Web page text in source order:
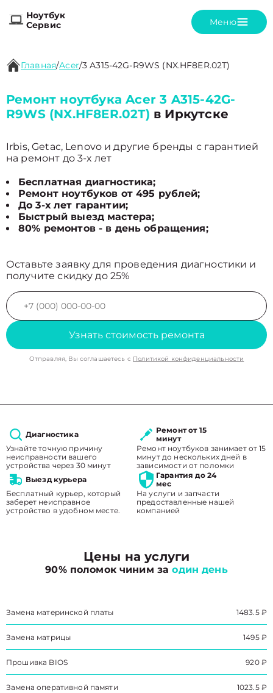
Ноутбук
Сервис
Меню
Главная/Acer/3 A315-42G-R9WS (NX.HF8ER.02T)
Ремонт ноутбука Acer 3 A315-42G-
R9WS (NX.HF8ER.02T) в Иркутске
Irbis, Getac, Lenovo и другие бренды с гарантией
на ремонт до 3-х лет
Бесплатная диагностика;
Ремонт ноутбуков от 495 рублей;
До 3-х лет гарантии;
Быстрый выезд мастера;
80% ремонтов - в день обращения;
Оставьте заявку для проведения диагностики и
получите скидку до 25%
Узнать стоимость ремонта
Отправляя, Вы соглашаетесь с Политикой конфиденциальности
Диагностика
Узнайте точную причину
неисправности вашего
устройства через 30 минут
Ремонт от 15
минут
Ремонт ноутбуков занимает от 15
минут до нескольких дней в
зависимости от поломки
Выезд курьера
Бесплатный курьер, который
заберет неисправное
устройство в удобном месте.
Гарантия до 24
мес
На услуги и запчасти
предоставленные нашей
компанией
Цены на услуги
90% поломок чиним заодин день
Замена материнской платы 1483.5 ₽
Замена матрицы 1495 ₽
Прошивка BIOS 920 ₽
Замена оперативной памяти 1023.5 ₽